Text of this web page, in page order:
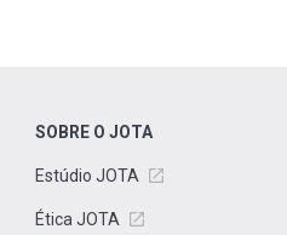
SOBRE O JOTA
Estúdio JOTA
Ética JOTA